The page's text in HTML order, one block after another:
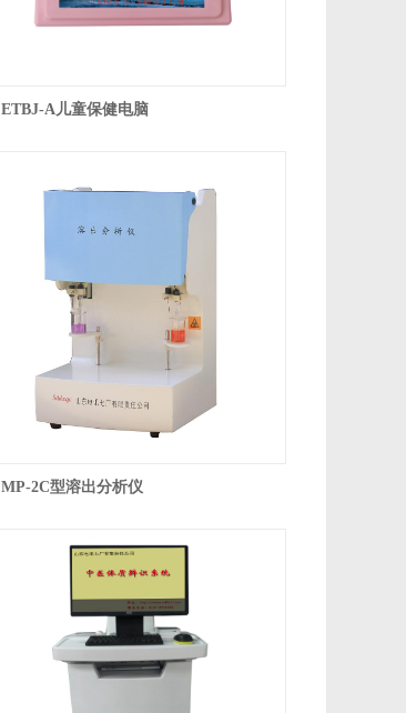
ETBJ-A儿童保健电脑
MP-2C型溶出分析仪